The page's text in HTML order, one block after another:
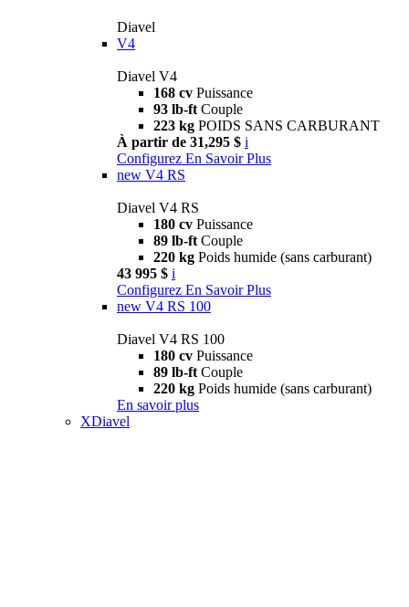
Diavel
V4
Diavel V4
168 cv Puissance
93 lb-ft Couple
223 kg POIDS SANS CARBURANT
À partir de 31,295 $ i
Configurez En Savoir Plus
new V4 RS
Diavel V4 RS
180 cv Puissance
89 lb-ft Couple
220 kg Poids humide (sans carburant)
43 995 $ i
Configurez En Savoir Plus
new V4 RS 100
Diavel V4 RS 100
180 cv Puissance
89 lb-ft Couple
220 kg Poids humide (sans carburant)
En savoir plus
XDiavel